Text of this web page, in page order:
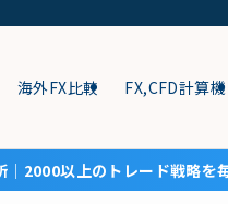
海外FX比較 FX,CFD計算機
│2000以上のトレード戦略を